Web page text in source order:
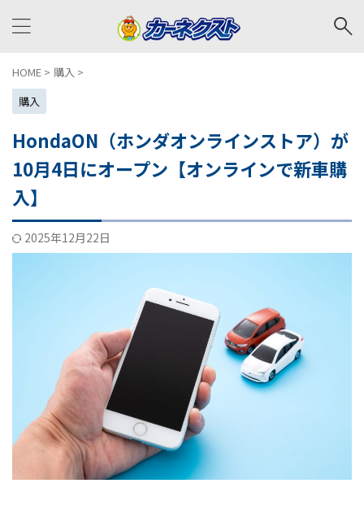
HOME > 購入 >
購入
HondaON（ホンダオンラインストア）が
10月4日にオープン【オンラインで新車購
入】
2025年12月22日